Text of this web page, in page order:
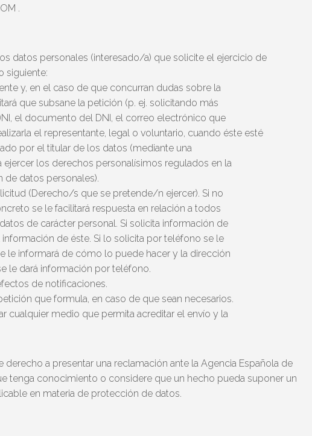
.
datos personales (interesado/a) que solicite el ejercicio de
siguiente:
y, en el caso de que concurran dudas sobre la
que subsane la petición (p. ej. solicitando más
el documento del DNI, el correo electrónico que
el representante, legal o voluntario, cuando éste esté
por el titular de los datos (mediante una
ejercer los derechos personalísimos regulados en la
de datos personales).
(Derecho/s que se pretende/n ejercer). Si no
se le facilitará respuesta en relación a todos
de carácter personal. Si solicita información de
de éste. Si lo solicita por teléfono se le
le informará de cómo lo puede hacer y la dirección
le dará información por teléfono.
de notificaciones.
que formula, en caso de que sean necesarios.
cualquier medio que permita acreditar el envío y la
a presentar una reclamación ante la Agencia Española de
tenga conocimiento o considere que un hecho pueda suponer un
en materia de protección de datos.